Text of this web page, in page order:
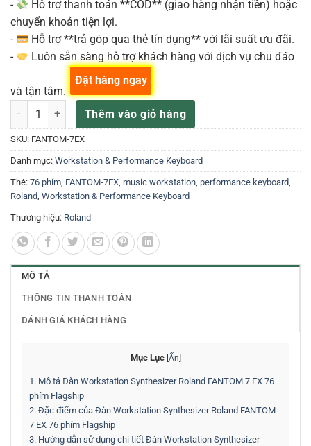
-
Hỗ trợ thanh toán **COD** (giao hàng nhận tiền) hoặc
chuyển khoản tiện lợi.
-
Hỗ trợ **trả góp qua thẻ tín dụng** với lãi suất ưu đãi.
-
Luôn sẵn sàng hỗ trợ khách hàng với dịch vụ chu đáo
và tận tâm.
Đàn Workstation Synthesizer Roland FANTOM 7 EX 76 phím
Thêm vào giỏ hàng
Đặt hàng ngay
SKU: FANTOM-7EX
Danh mục: Workstation & Performance Keyboard
Thẻ: 76 phím, FANTOM-7EX, music workstation, performance keyboard,
Roland, Workstation & Performance Keyboard
Thương hiệu: Roland
MÔ TẢ
THÔNG TIN THANH TOÁN
ĐÁNH GIÁ KHÁCH HÀNG
Mục Lục [Ẩn]
1. Mô tả Đàn Workstation Synthesizer Roland FANTOM 7 EX 76
phím Flagship
2. Đặc điểm của Đàn Workstation Synthesizer Roland FANTOM
7 EX 76 phím Flagship
3. Hướng dẫn sử dụng chi tiết Đàn Workstation Synthesizer